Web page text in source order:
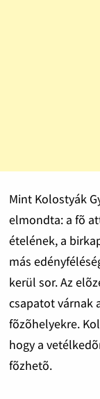
Mint Kolostyák
elmondta: a fõ
ételének, a
más
kerül sor. Az
csapatot várnak
fõzõhelyekre.
hogy a
fõzhetõ.